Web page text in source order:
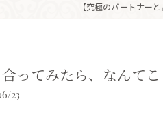
【究極のパートナー
ってみたら、なんて
23